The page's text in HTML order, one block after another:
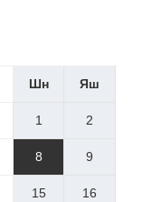
Шн Яш
1 2
8 9
15 16